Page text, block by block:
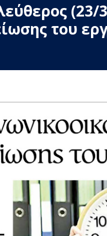
(23/
του